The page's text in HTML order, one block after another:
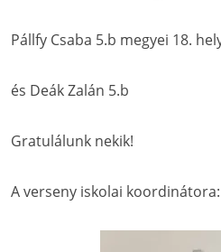
Pállfy Csaba 5.b megyei 18.
és Deák Zalán 5.b
Gratulálunk nekik!
A verseny iskolai koordinátora: